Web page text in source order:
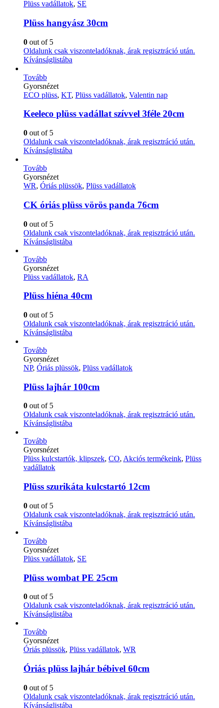
Plüss vadállatok, SE
Plüss hangyász 30cm
0 out of 5
Oldalunk csak viszonteladóknak, árak regisztráció után.
Kívánságlistába
Tovább
Gyorsnézet
ECO plüss, KT, Plüss vadállatok, Valentin nap
Keeleco plüss vadállat szívvel 3féle 20cm
0 out of 5
Oldalunk csak viszonteladóknak, árak regisztráció után.
Kívánságlistába
Tovább
Gyorsnézet
WR, Óriás plüssök, Plüss vadállatok
CK óriás plüss vörös panda 76cm
0 out of 5
Oldalunk csak viszonteladóknak, árak regisztráció után.
Kívánságlistába
Tovább
Gyorsnézet
Plüss vadállatok, RA
Plüss hiéna 40cm
0 out of 5
Oldalunk csak viszonteladóknak, árak regisztráció után.
Kívánságlistába
Tovább
Gyorsnézet
NP, Óriás plüssök, Plüss vadállatok
Plüss lajhár 100cm
0 out of 5
Oldalunk csak viszonteladóknak, árak regisztráció után.
Kívánságlistába
Tovább
Gyorsnézet
Plüss kulcstartók, klipszek, CO, Akciós termékeink, Plüss
vadállatok
Plüss szurikáta kulcstartó 12cm
0 out of 5
Oldalunk csak viszonteladóknak, árak regisztráció után.
Kívánságlistába
Tovább
Gyorsnézet
Plüss vadállatok, SE
Plüss wombat PE 25cm
0 out of 5
Oldalunk csak viszonteladóknak, árak regisztráció után.
Kívánságlistába
Tovább
Gyorsnézet
Óriás plüssök, Plüss vadállatok, WR
Óriás plüss lajhár bébivel 60cm
0 out of 5
Oldalunk csak viszonteladóknak, árak regisztráció után.
Kívánságlistába